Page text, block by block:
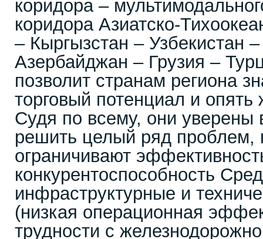
коридора –
коридора Азиатско-
– Кыргызстан – Узбекистан
Азербайджан – Грузия –
позволит странам региона
торговый потенциал и
Судя по всему, они уверены
решить целый ряд проблем,
ограничивают
конкурентоспособность
инфраструктурные и
(низкая операционная
трудности с